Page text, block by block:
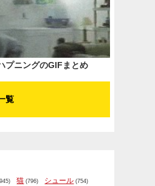
プニングのGIFまとめ
覧
猫 (796) シュール (754)